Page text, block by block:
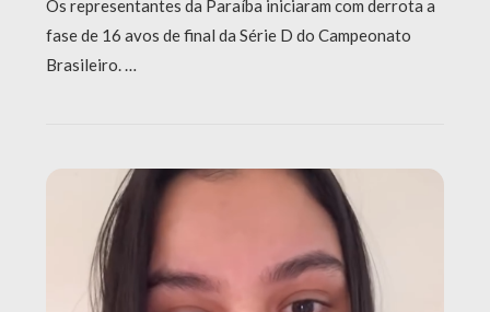
Os representantes da Paraíba iniciaram com derrota a
fase de 16 avos de final da Série D do Campeonato
Brasileiro. …